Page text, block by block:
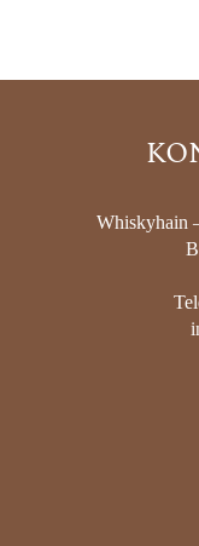
Whiskyhain